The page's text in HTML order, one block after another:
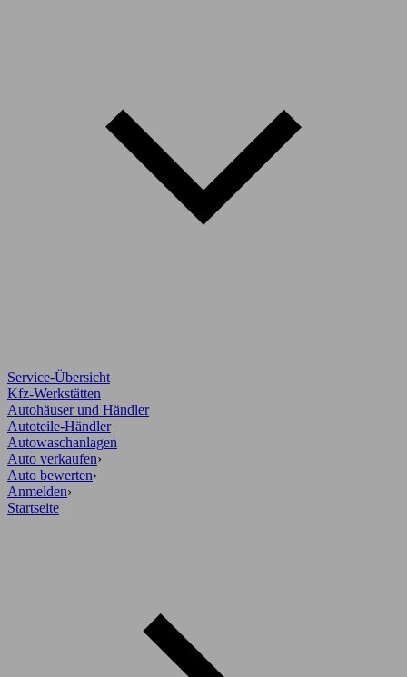
Service-Übersicht
Kfz-Werkstätten
Autohäuser und Händler
Autoteile-Händler
Autowaschanlagen
Auto verkaufen›
Auto bewerten›
Anmelden›
Startseite